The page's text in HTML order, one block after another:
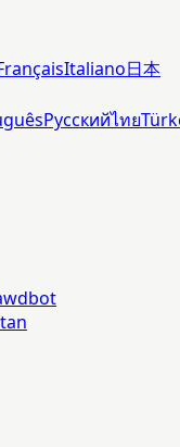
Italiano日本
Русскийไทย